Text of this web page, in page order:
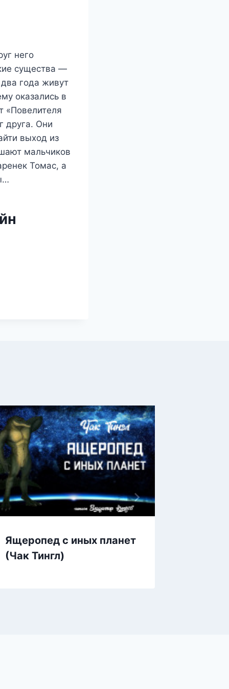
него
существа —
года живут
оказались в
«Повелителя
друга. Они
выход из
мальчиков
Томас, а
Ящеропед с иных планет
(Чак Тингл)